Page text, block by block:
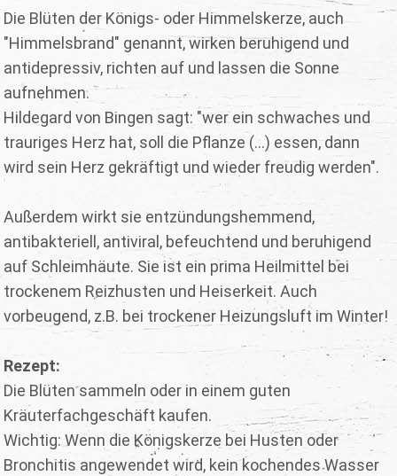
Die Blüten der Königs- oder Himmelskerze, auch
"Himmelsbrand" genannt, wirken beruhigend und
antidepressiv, richten auf und lassen die Sonne
aufnehmen.
Hildegard von Bingen sagt: "wer ein schwaches und
trauriges Herz hat, soll die Pflanze (...) essen, dann
wird sein Herz gekräftigt und wieder freudig werden".
Außerdem wirkt sie entzündungshemmend,
antibakteriell, antiviral, befeuchtend und beruhigend
auf Schleimhäute. Sie ist ein prima Heilmittel bei
trockenem Reizhusten und Heiserkeit. Auch
vorbeugend, z.B. bei trockener Heizungsluft im Winter!
Rezept:
Die Blüten sammeln oder in einem guten
Kräuterfachgeschäft kaufen.
Wichtig: Wenn die Königskerze bei Husten oder
Bronchitis angewendet wird, kein kochendes Wasser